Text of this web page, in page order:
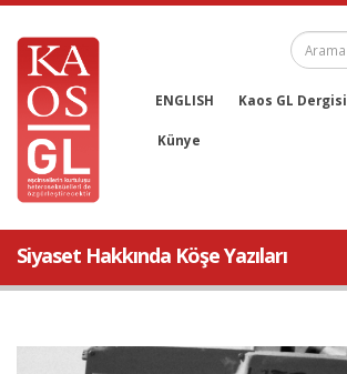
ENGLISH Kaos GL Dergisi
Künye
Siyaset Hakkında Köşe Yazıları